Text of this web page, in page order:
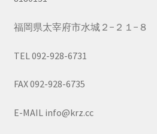
福岡県太宰府市水城２−２１−８
TEL 092-928-6731
FAX 092-928-6735
E-MAIL info@krz.cc